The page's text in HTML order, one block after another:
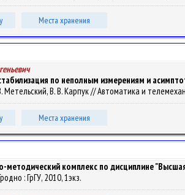
Места хранения
по неполным измерениям и
Метельский, В. В. Карпук // Автоматика и
Места хранения
методический комплекс по дисциплине
: ГрГУ, 2010, 1экз.